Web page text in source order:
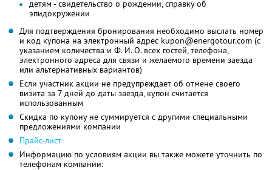
детям - свидетельство о рождении, справку об
эпидокружении
Для подтверждения бронирования необходимо выслать номер
и код купона на электронный адрес kupon@energotour.com (с
указанием количества и Ф. И. О. всех гостей, телефона,
электронного адреса для связи и желаемого времени заезда
или альтернативных вариантов)
Если участник акции не предупреждает об отмене своего
визита за 7 дней до даты заезда, купон считается
использованным
Скидка по купону не суммируется с другими специальными
предложениями компании
Прайс-лист
Информацию по условиям акции вы также можете уточнить по
телефонам компании: